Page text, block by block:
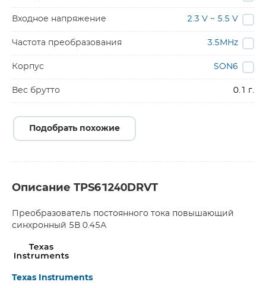
Входное напряжение 2.3 V ~ 5.5 V
Частота преобразования 3.5MHz
Корпус SON6
Вес брутто 0.1 г.
Подобрать похожие
Описание TPS61240DRVT
Преобразователь постоянного тока повышающий
синхронный 5В 0.45А
Texas Instruments